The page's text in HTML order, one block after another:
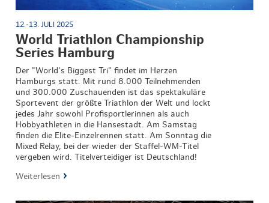
12.-13. JULI 2025
World Triathlon Championship
Series Hamburg
Der "World's Biggest Tri" findet im Herzen
Hamburgs statt. Mit rund 8.000 Teilnehmenden
und 300.000 Zuschauenden ist das spektakuläre
Sportevent der größte Triathlon der Welt und lockt
jedes Jahr sowohl Profisportlerinnen als auch
Hobbyathleten in die Hansestadt. Am Samstag
finden die Elite-Einzelrennen statt. Am Sonntag die
Mixed Relay, bei der wieder der Staffel-WM-Titel
vergeben wird. Titelverteidiger ist Deutschland!
Weiterlesen